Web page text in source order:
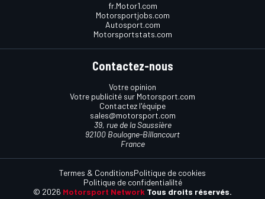
fr.Motor1.com
Motorsportjobs.com
Autosport.com
Motorsportstats.com
Contactez-nous
Votre opinion
Votre publicité sur Motorsport.com
Contactez l'équipe
sales@motorsport.com
39, rue de la Saussière
92100 Boulogne-Billancourt
France
© 2026 Motorsport Network Tous droits réservés.
Termes & ConditionsPolitique de cookies
Politique de confidentialilté